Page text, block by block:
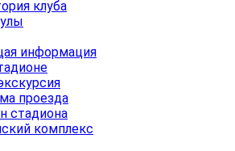
клуба
информация
проезда
стадиона
комплекс